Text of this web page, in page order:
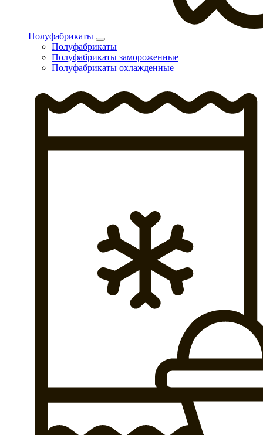
Полуфабрикаты
Полуфабрикаты
Полуфабрикаты замороженные
Полуфабрикаты охлажденные